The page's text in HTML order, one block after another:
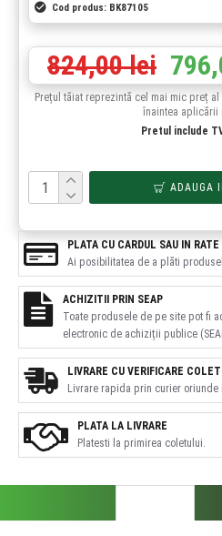
Cod produs: BK87105
824,00 lei
Prețul tăiat reprezintă cel mai mic preț
înaintea aplicării
Pretul include
ADAUGA
PLATA LA LIVRARE
Platesti la primirea coletului.
LIVRARE CU VERIFICARE COLET
Livrare rapida prin curier oriunde
PLATA CU CARDUL SAU IN RATE
Ai posibilitatea de a plăti
ACHIZITII PRIN SEAP
Toate produsele de pe site pot fi
electronic de achiziții publice